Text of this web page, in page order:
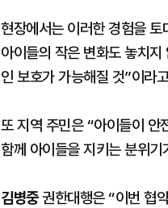
현장에서는 이러한 경험을
아이들의 작은 변화도 놓치
인 보호가 가능해질 것”이라
또 지역 주민은 “아이들이 안
함께 아이들을 지키는 분위
김병중권한대행은 “이번 협